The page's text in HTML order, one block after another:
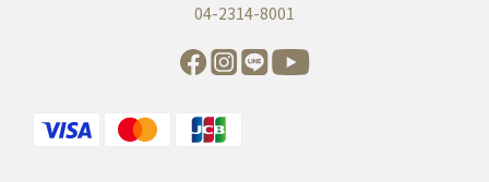
04-2314-8001